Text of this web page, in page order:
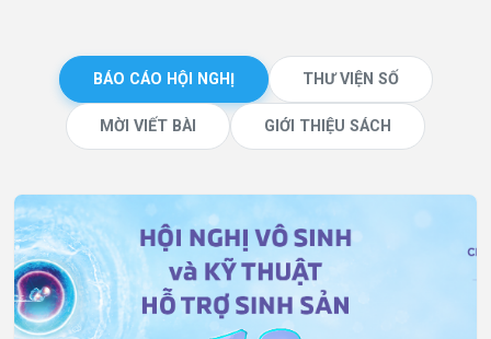
BÁO CÁO HỘI NGHỊ THƯ VIỆN SỐ
MỜI VIẾT BÀI GIỚI THIỆU SÁCH